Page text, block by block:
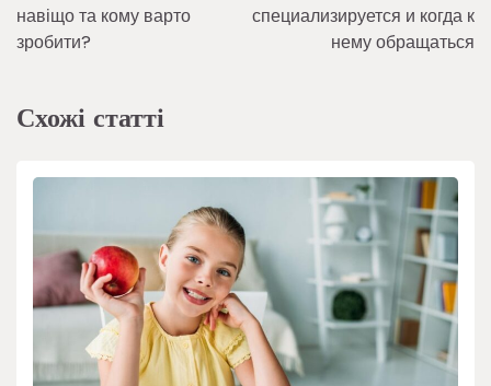
навіщо та кому варто
зробити?
специализируется и когда к
нему обращаться
Схожі статті